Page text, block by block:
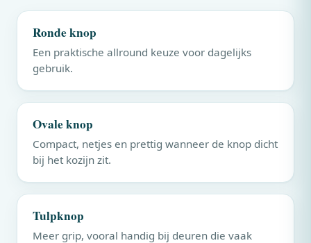
Ronde knop
Een praktische allround keuze voor dagelijks
gebruik.
Ovale knop
Compact, netjes en prettig wanneer de knop dicht
bij het kozijn zit.
Tulpknop
Meer grip, vooral handig bij deuren die vaak